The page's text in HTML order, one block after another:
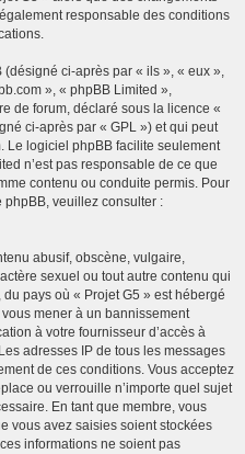
responsable des conditions
ci-après par « ils », « eux »,
», « phpBB Limited »,
de forum, déclaré sous la licence «
ci-après par « GPL ») et qui peut
. Le logiciel phpBB facilite seulement
n’est pas responsable de ce que
contenu ou conduite permis. Pour
veuillez consulter :
abusif, obscène, vulgaire,
sexuel ou tout autre contenu qui
pays où « Projet G5 » est hébergé
mener à un bannissement
à votre fournisseur d’accès à
adresses IP de tous les messages
de ces conditions. Vous acceptez
ou verrouille n’importe quel sujet
En tant que membre, vous
vous avez saisies soient stockées
informations ne soient pas